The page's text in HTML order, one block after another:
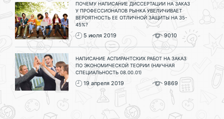
ПОЧЕМУ НАПИСАНИЕ ДИССЕРТАЦИИ НА ЗАКАЗ
У ПРОФЕССИОНАЛОВ РЫНКА УВЕЛИЧИВАЕТ
ВЕРОЯТНОСТЬ ЕЕ ОТЛИЧНОЙ ЗАЩИТЫ НА 35-
45%?
5 июля 2019 9010
НАПИСАНИЕ АСПИРАНТСКИХ РАБОТ НА ЗАКАЗ
ПО ЭКОНОМИЧЕСКОЙ ТЕОРИИ (НАУЧНАЯ
СПЕЦИАЛЬНОСТЬ 08.00.01)
19 апреля 2019 9869